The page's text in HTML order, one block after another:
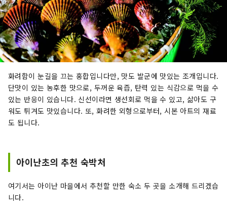
화려함이 눈길을 끄는 홍합입니다만, 맛도 발군에 맛있는 조개입니다.
단맛이 있는 농후한 맛으로, 두꺼운 육즙, 탄력 있는 식감으로 먹을 수
있는 반응이 있습니다. 신선이라면 생선회로 먹을 수 있고, 삶아도 구
워도 튀겨도 맛있습니다. 또, 화려한 외형으로부터, 시본 아트의 재료
도 됩니다.
아이난초의 추천 숙박처
여기서는 아이난 마을에서 추천할 만한 숙소 두 곳을 소개해 드리겠습
니다.